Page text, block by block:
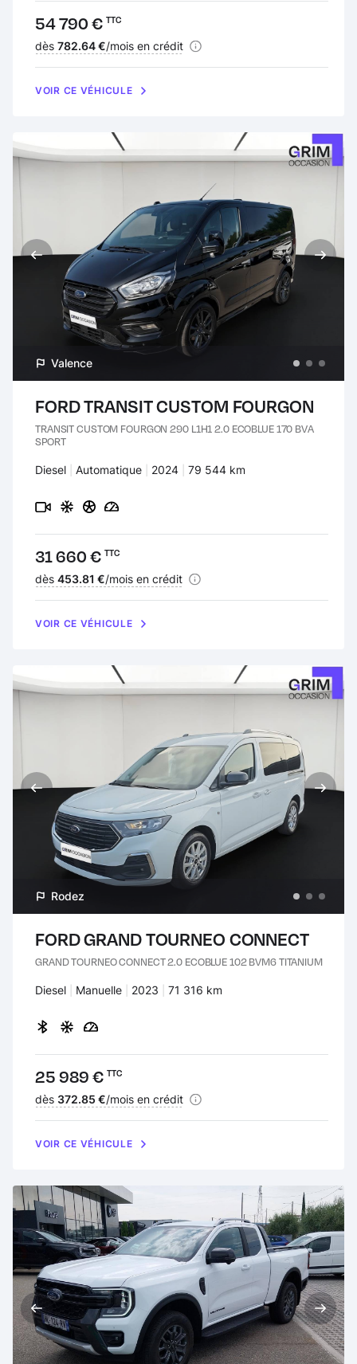
Prix :
54 790 € TTC
Financement :
dès 782.64 €/mois en crédit
VOIR CE VÉHICULE
Valence
FORD TRANSIT CUSTOM FOURGON
TRANSIT CUSTOM FOURGON 290 L1H1 2.0 ECOBLUE 170 BVA
SPORT
Carburant :
Diesel Transmission :
Automatique Années :
2024 Kilomètres :
79 544 km
Prix :
31 660 € TTC
Financement :
dès 453.81 €/mois en crédit
VOIR CE VÉHICULE
Rodez
FORD GRAND TOURNEO CONNECT
GRAND TOURNEO CONNECT 2.0 ECOBLUE 102 BVM6 TITANIUM
Carburant :
Diesel Transmission :
Manuelle Années :
2023 Kilomètres :
71 316 km
Prix :
25 989 € TTC
Financement :
dès 372.85 €/mois en crédit
VOIR CE VÉHICULE